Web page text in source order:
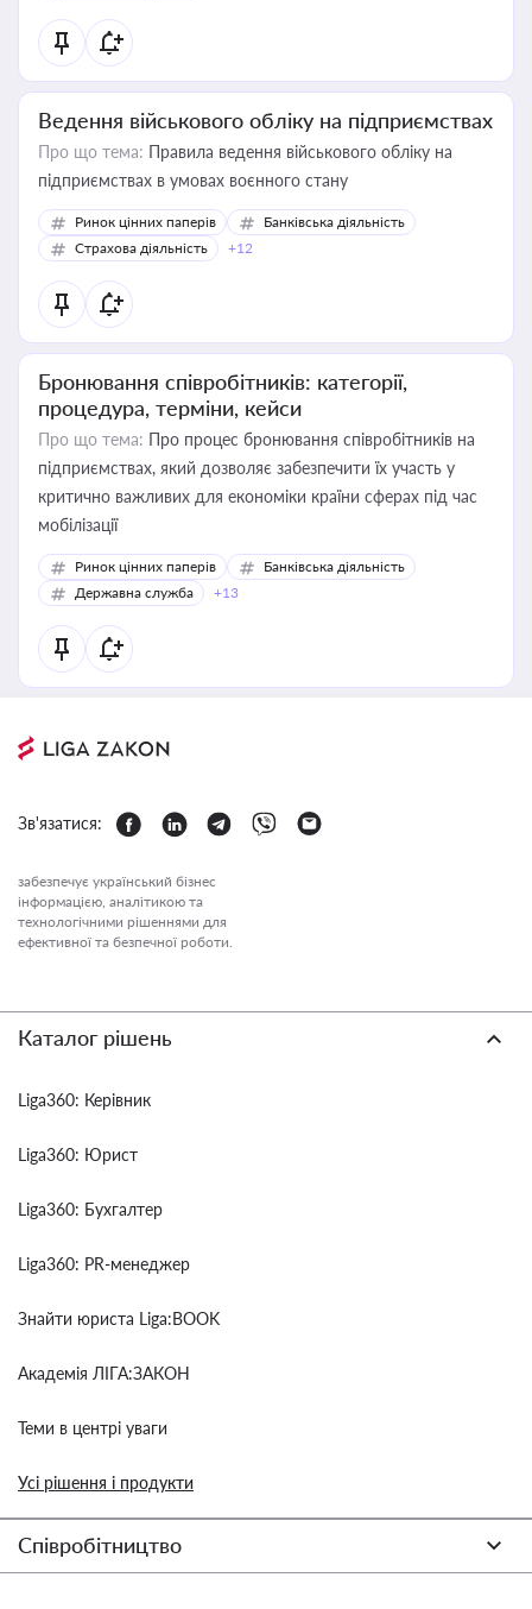
Ведення військового обліку на підприємствах
Про що тема: Правила ведення військового обліку на
підприємствах в умовах воєнного стану
Ринок цінних паперів
Банківська діяльність
Страхова діяльність
+12
Бронювання співробітників: категорії,
процедура, терміни, кейси
Про що тема: Про процес бронювання співробітників на
підприємствах, який дозволяє забезпечити їх участь у
критично важливих для економіки країни сферах під час
мобілізації
Ринок цінних паперів
Банківська діяльність
Державна служба
+13
Зв'язатися:
забезпечує український бізнес
інформацією, аналітикою та
технологічними рішеннями для
ефективної та безпечної роботи.
Каталог рішень
Liga360: Керівник
Liga360: Юрист
Liga360: Бухгалтер
Liga360: PR-менеджер
Знайти юриста Liga:BOOK
Академія ЛІГА:ЗАКОН
Теми в центрі уваги
Усі рішення і продукти
Співробітництво